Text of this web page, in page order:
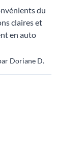
du
claires et
en auto
Doriane D.